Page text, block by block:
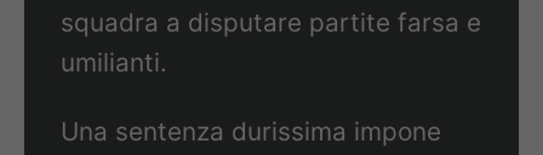
squadra a disputare partite farsa e
umilianti.
Una sentenza durissima impone